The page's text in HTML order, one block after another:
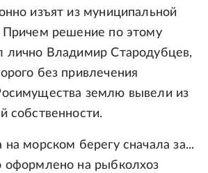
изъят из муниципальной
Причем решение по этому
лично Владимир Стародубцев,
без привлечения
землю вывели из
собственности.
на морском берегу сначала за...
оформлено на рыбколхоз